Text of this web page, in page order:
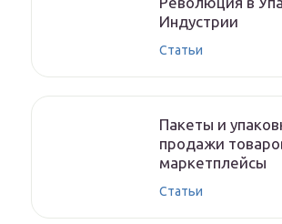
Индустрии
Статьи
Пакеты и
продажи
маркетплейсы
Статьи